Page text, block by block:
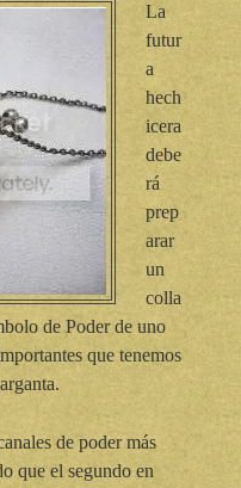
La
futur
a
hech
icera
debe
rá
prep
arar
un
colla
de Poder de uno
que tenemos
de poder más
que el segundo en